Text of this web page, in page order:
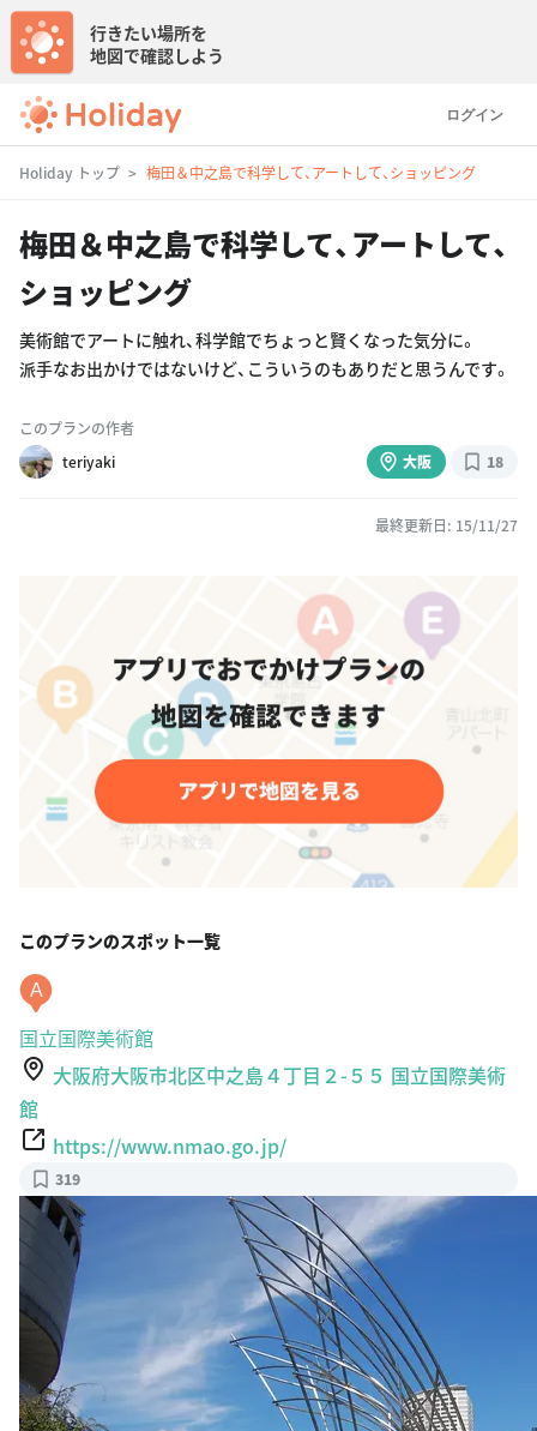
ログイン
行きたい場所を
地図で確認しよう
Holiday トップ 梅田＆中之島で科学して、アートして、ショッピング
梅田＆中之島で科学して、アートして、
ショッピング
美術館でアートに触れ、科学館でちょっと賢くなった気分に。
派手なお出かけではないけど、こういうのもありだと思うんです。
このプランの作者
teriyaki
大阪 18
最終更新日: 15/11/27
このプランのスポット一覧
A
国立国際美術館
大阪府大阪市北区中之島４丁目２-５５ 国立国際美術
館
https://www.nmao.go.jp/
319